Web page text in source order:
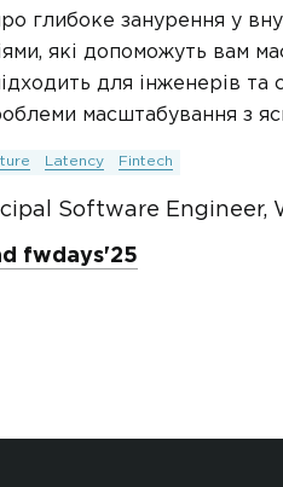
глибоке занурення у
які допоможуть вам
для інженерів та
масштабування з
Latency Fintech
Software Engineer,
fwdays'25